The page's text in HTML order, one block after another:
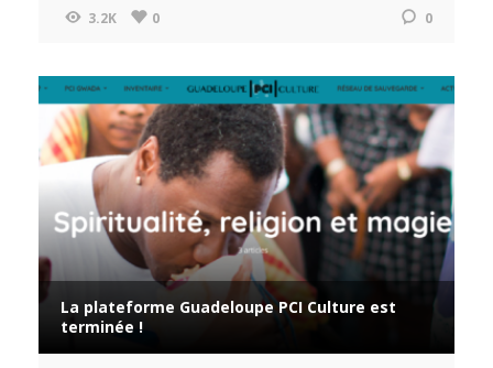
3.2K 0 0
La plateforme Guadeloupe PCI Culture est
terminée !